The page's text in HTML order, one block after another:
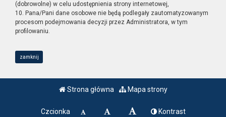
(dobrowolne) w celu udostępnienia strony internetowej,
10. Pana/Pani dane osobowe nie będą podlegały zautomatyzowanym
procesom podejmowania decyzji przez Administratora, w tym
profilowaniu.
zamknij
Strona główna Mapa strony
Czcionka Kontrast